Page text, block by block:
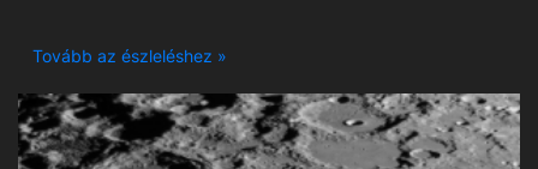
Tovább az észleléshez »